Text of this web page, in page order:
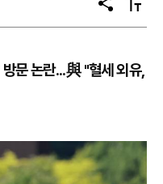
공
유
텍
스
기
문 논란...與 "혈세 외유,